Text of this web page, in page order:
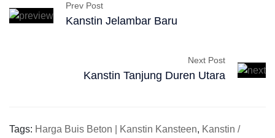
Prev Post
Kanstin Jelambar Baru
Next Post
Kanstin Tanjung Duren Utara
Tags: Harga Buis Beton | Kanstin Kansteen, Kanstin /